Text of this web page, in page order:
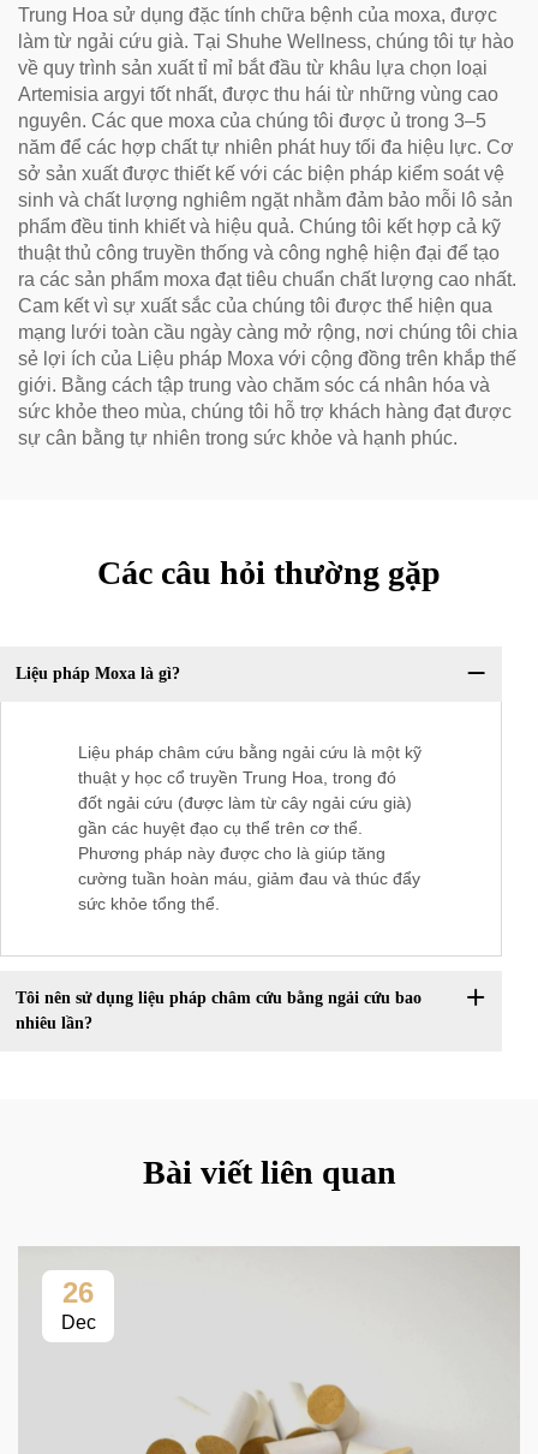
Trung Hoa sử dụng đặc tính chữa bệnh của moxa, được
làm từ ngải cứu già. Tại Shuhe Wellness, chúng tôi tự hào
về quy trình sản xuất tỉ mỉ bắt đầu từ khâu lựa chọn loại
Artemisia argyi tốt nhất, được thu hái từ những vùng cao
nguyên. Các que moxa của chúng tôi được ủ trong 3–5
năm để các hợp chất tự nhiên phát huy tối đa hiệu lực. Cơ
sở sản xuất được thiết kế với các biện pháp kiểm soát vệ
sinh và chất lượng nghiêm ngặt nhằm đảm bảo mỗi lô sản
phẩm đều tinh khiết và hiệu quả. Chúng tôi kết hợp cả kỹ
thuật thủ công truyền thống và công nghệ hiện đại để tạo
ra các sản phẩm moxa đạt tiêu chuẩn chất lượng cao nhất.
Cam kết vì sự xuất sắc của chúng tôi được thể hiện qua
mạng lưới toàn cầu ngày càng mở rộng, nơi chúng tôi chia
sẻ lợi ích của Liệu pháp Moxa với cộng đồng trên khắp thế
giới. Bằng cách tập trung vào chăm sóc cá nhân hóa và
sức khỏe theo mùa, chúng tôi hỗ trợ khách hàng đạt được
sự cân bằng tự nhiên trong sức khỏe và hạnh phúc.
Các câu hỏi thường gặp
Liệu pháp Moxa là gì?
Liệu pháp châm cứu bằng ngải cứu là một kỹ
thuật y học cổ truyền Trung Hoa, trong đó
đốt ngải cứu (được làm từ cây ngải cứu già)
gần các huyệt đạo cụ thể trên cơ thể.
Phương pháp này được cho là giúp tăng
cường tuần hoàn máu, giảm đau và thúc đẩy
sức khỏe tổng thể.
Tôi nên sử dụng liệu pháp châm cứu bằng ngải cứu bao
nhiêu lần?
Bài viết liên quan
26
Dec